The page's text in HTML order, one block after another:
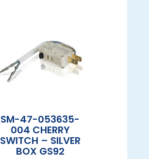
SM-47-053635-
004 CHERRY
SWITCH – SILVER
BOX GS92